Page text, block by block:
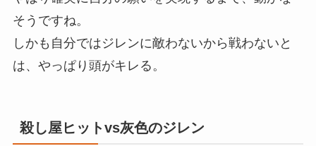
そうですね。
しかも自分ではジレンに敵わないから戦わないと
は、やっぱり頭がキレる。
殺し屋ヒットvs灰色のジレン